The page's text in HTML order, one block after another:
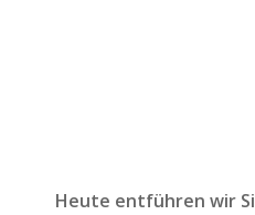
Heute entführen wir